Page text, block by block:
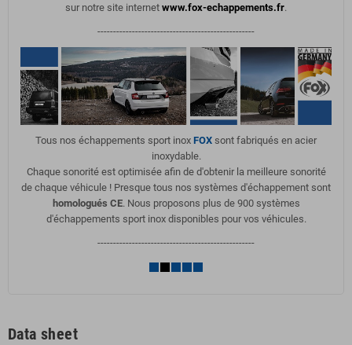
sur notre site internet www.fox-echappements.fr.
--------------------------------------------------
Tous nos échappements sport inox FOX sont fabriqués en acier
inoxydable.
Chaque sonorité est optimisée afin de d'obtenir la meilleure sonorité
de chaque véhicule ! Presque tous nos systèmes d'échappement sont
homologués CE. Nous proposons plus de 900 systèmes
d'échappements sport inox disponibles pour vos véhicules.
--------------------------------------------------
Data sheet